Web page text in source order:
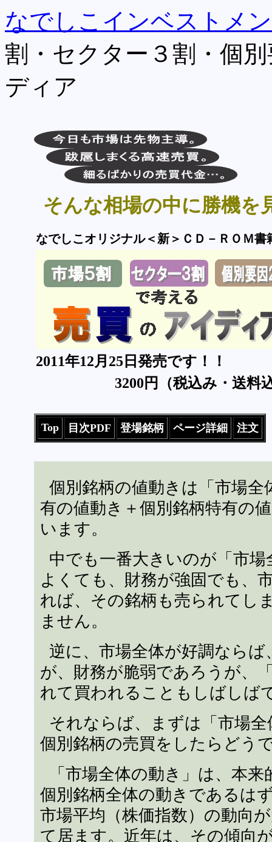
なでしこインベストメ
割・セクター３割・個
ディア
そんな相場の中に勝機を
なでしこオリジナル＜新＞ＣＤ－ＲＯＭ書
2011年12月25日発売です！！
3200円（税込み・送料
Top 目次PDF 登場銘柄 ページ詳細 注文
個別銘柄の値動きは「市場
有の値動き＋個別銘柄特有の
います。
中でも一番大きいのが「市
よくても、財務が強固でも、
れば、その銘柄も売られてし
ません。
逆に、市場全体が好調なら
が、財務が脆弱であろうが、
れて買われることもしばしば
それならば、まずは「市場
個別銘柄の売買をしたらどう
「市場全体の動き」は、本
個別銘柄全体の動きであるは
市場平均（株価指数）の動向
て居ます。近年は、その傾向